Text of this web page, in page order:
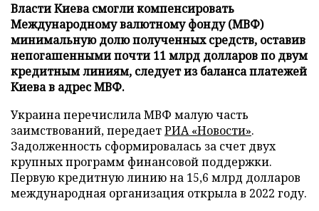
Власти Киева смогли компенсировать
Международному валютному фонду (МВФ)
минимальную долю полученных средств, оставив
непогашенными почти 11 млрд долларов по двум
кредитным линиям, следует из баланса платежей
Киева в адрес МВФ.
Украина перечислила МВФ малую часть
заимствований, передаетРИА «Новости».
Задолженность сформировалась за счет двух
крупных программ финансовой поддержки.
Первую кредитную линию на 15,6 млрд долларов
международная организация открыла в 2022 году.